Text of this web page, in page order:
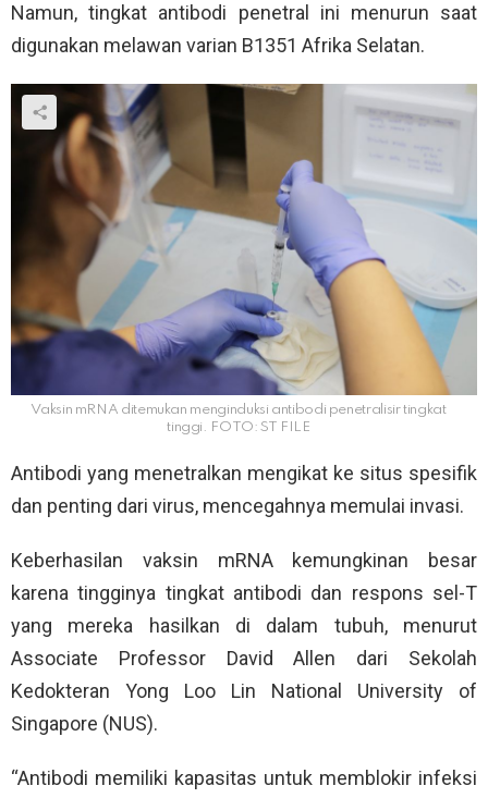
Namun, tingkat antibodi penetral ini menurun saat
digunakan melawan varian B1351 Afrika Selatan.
Vaksin mRNA ditemukan menginduksi antibodi penetralisir tingkat
tinggi. FOTO: ST FILE
Antibodi yang menetralkan mengikat ke situs spesifik
dan penting dari virus, mencegahnya memulai invasi.
Keberhasilan vaksin mRNA kemungkinan besar
karena tingginya tingkat antibodi dan respons sel-T
yang mereka hasilkan di dalam tubuh, menurut
Associate Professor David Allen dari Sekolah
Kedokteran Yong Loo Lin National University of
Singapore (NUS).
“Antibodi memiliki kapasitas untuk memblokir infeksi